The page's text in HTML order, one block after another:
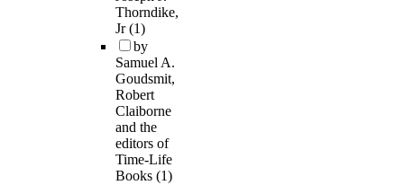
Thorndike,
Jr(1)
by
Samuel A.
Goudsmit,
Robert
Claiborne
and the
editors of
Time-Life
Books (1)